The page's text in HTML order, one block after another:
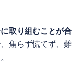
取り組むことが合
焦らず慌てず、難